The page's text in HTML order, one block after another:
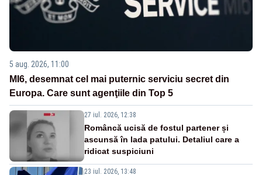
5 aug. 2026, 11:00
MI6, desemnat cel mai puternic serviciu secret din
Europa. Care sunt agenţiile din Top 5
27 iul. 2026, 12:38
Româncă ucisă de fostul partener și
ascunsă în lada patului. Detaliul care a
ridicat suspiciuni
23 iul. 2026, 13:48